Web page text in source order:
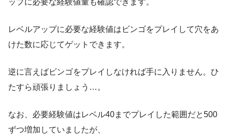
ップに必要な経験値量も確認できます。
レベルアップに必要な経験値はビンゴをプレイして穴をあ
けた数に応じてゲットできます。
逆に言えばビンゴをプレイしなければ手に入りません。ひ
たすら頑張りましょう…。
なお、必要経験値はレベル40までプレイした範囲だと500
ずつ増加していましたが、